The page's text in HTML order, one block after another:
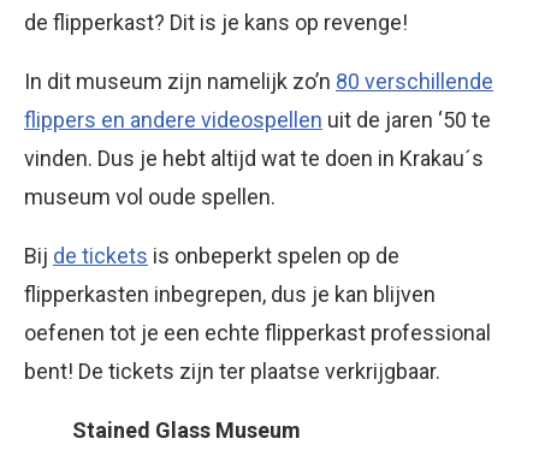
de flipperkast? Dit is je kans op revenge!
In dit museum zijn namelijk zo’n 80 verschillende
flippers en andere videospellen uit de jaren ‘50 te
vinden. Dus je hebt altijd wat te doen in Krakau´s
museum vol oude spellen.
Bij de tickets is onbeperkt spelen op de
flipperkasten inbegrepen, dus je kan blijven
oefenen tot je een echte flipperkast professional
bent! De tickets zijn ter plaatse verkrijgbaar.
Stained Glass Museum